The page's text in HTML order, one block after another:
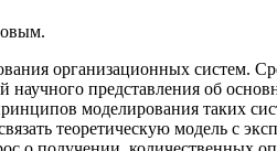
организационных систем.
представления об
моделирования таких
теоретическую модель с